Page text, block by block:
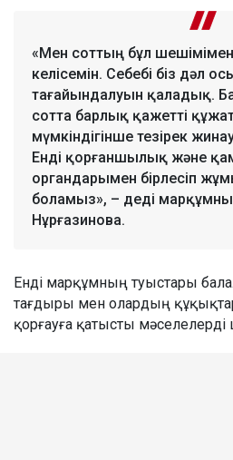
«Мен соттың бұл
келісемін. Себебі біз дәл
тағайындалуын қаладық.
сотта барлық қажетті
мүмкіндігінше тезірек
Енді қорғаншылық және
органдарымен бірлесіп
боламыз», – деді
Нұрғазинова.
Енді марқұмның туыстары
тағдыры мен олардың
қорғауға қатысты